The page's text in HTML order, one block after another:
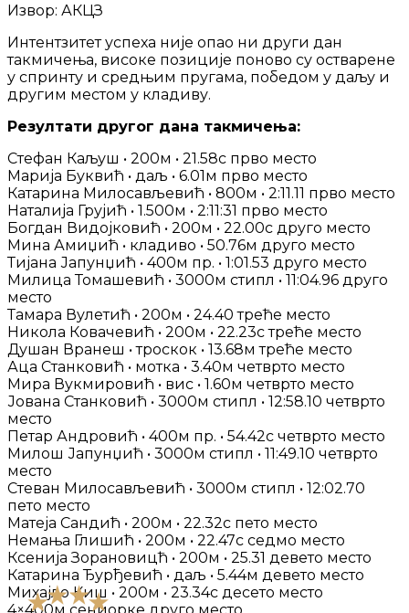
Извор: АКЦЗ
Интентзитет успеха није опао ни други дан
такмичења, високе позиције поново су остварене
у спринту и средњим пругама, победом у даљу и
другим местом у кладиву.
Резултати другог дана такмичења:
Стефан Каљуш • 200м • 21.58с прво место
Марија Буквић • даљ • 6.01м прво место
Катарина Милосављевић • 800м • 2:11.11 прво место
Наталија Грујић • 1.500м • 2:11:31 прво место
Богдан Видојковић • 200м • 22.00с друго место
Мина Амиџић • кладиво • 50.76м друго место
Тијана Јапунџић • 400м пр. • 1:01.53 друго место
Милица Томашевић • 3000м стипл • 11:04.96 друго
место
Тамара Вулетић • 200м • 24.40 треће место
Никола Ковачевић • 200м • 22.23с треће место
Душан Вранеш • троскок • 13.68м треће место
Аца Станковић • мотка • 3.40м четврто место
Мира Вукмировић • вис • 1.60м четврто место
Јована Станковић • 3000м стипл • 12:58.10 четврто
место
Петар Андровић • 400м пр. • 54.42с четврто место
Милош Јапунџић • 3000м стипл • 11:49.10 четврто
место
Стеван Милосављевић • 3000м стипл • 12:02.70
пето место
Матеја Сандић • 200м • 22.32с пето место
Немања Глишић • 200м • 22.47с седмо место
Ксенија Зорановицћ • 200м • 25.31 девето место
Катарина Ђурђевић • даљ • 5.44м девето место
Михајло Киш • 200м • 23.34с десето место